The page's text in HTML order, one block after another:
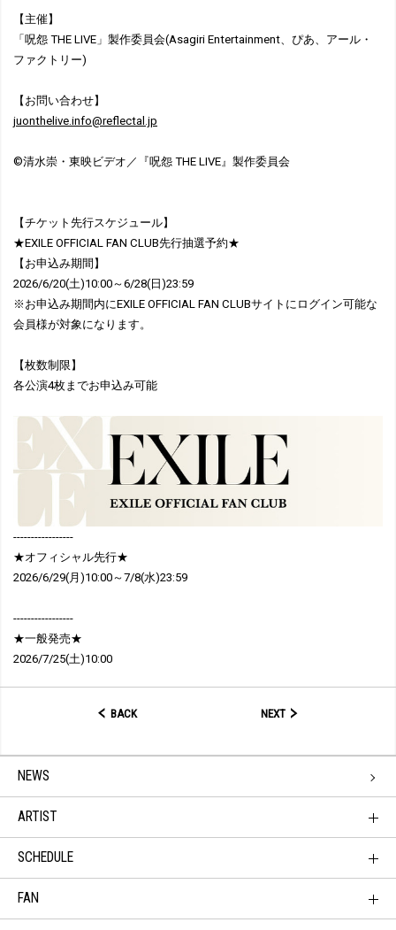
【主催】
「呪怨 THE LIVE」製作委員会(Asagiri Entertainment、ぴあ、アール・
ファクトリー)
【お問い合わせ】
juonthelive.info@reflectal.jp
©清水崇・東映ビデオ／『呪怨 THE LIVE』製作委員会
【チケット先行スケジュール】
★EXILE OFFICIAL FAN CLUB先行抽選予約★
【お申込み期間】
2026/6/20(土)10:00～6/28(日)23:59
※お申込み期間内にEXILE OFFICIAL FAN CLUBサイトにログイン可能な
会員様が対象になります。
【枚数制限】
各公演4枚までお申込み可能
-----------------
★オフィシャル先行★
2026/6/29(月)10:00～7/8(水)23:59
-----------------
★一般発売★
2026/7/25(土)10:00
BACK NEXT
NEWS
ARTIST
SCHEDULE
FAN